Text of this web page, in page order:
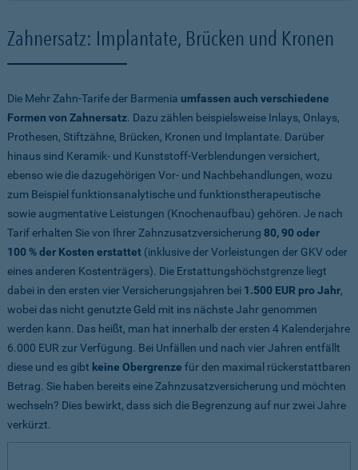
Zahnersatz: Implantate, Brücken und Kronen
Die Mehr Zahn-Tarife der Barmenia umfassen auch verschiedene
Formen von Zahnersatz. Dazu zählen beispielsweise Inlays, Onlays,
Prothesen, Stiftzähne, Brücken, Kronen und Implantate. Darüber
hinaus sind Keramik- und Kunststoff-Verblendungen versichert,
ebenso wie die dazugehörigen Vor- und Nachbehandlungen, wozu
zum Beispiel funktionsanalytische und funktionstherapeutische
sowie augmentative Leistungen (Knochenaufbau) gehören. Je nach
Tarif erhalten Sie von Ihrer Zahnzusatzversicherung 80, 90 oder
100 % der Kosten erstattet (inklusive der Vorleistungen der GKV oder
eines anderen Kostenträgers). Die Erstattungshöchstgrenze liegt
dabei in den ersten vier Versicherungsjahren bei 1.500 EUR pro Jahr,
wobei das nicht genutzte Geld mit ins nächste Jahr genommen
werden kann. Das heißt, man hat innerhalb der ersten 4 Kalenderjahre
6.000 EUR zur Verfügung. Bei Unfällen und nach vier Jahren entfällt
diese und es gibt keine Obergrenze für den maximal rückerstattbaren
Betrag. Sie haben bereits eine Zahnzusatzversicherung und möchten
wechseln? Dies bewirkt, dass sich die Begrenzung auf nur zwei Jahre
verkürzt.